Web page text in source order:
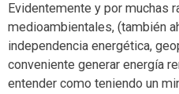
Evidentemente y por muchas
medioambientales, (también
independencia energética,
conveniente generar energía
entender como teniendo un